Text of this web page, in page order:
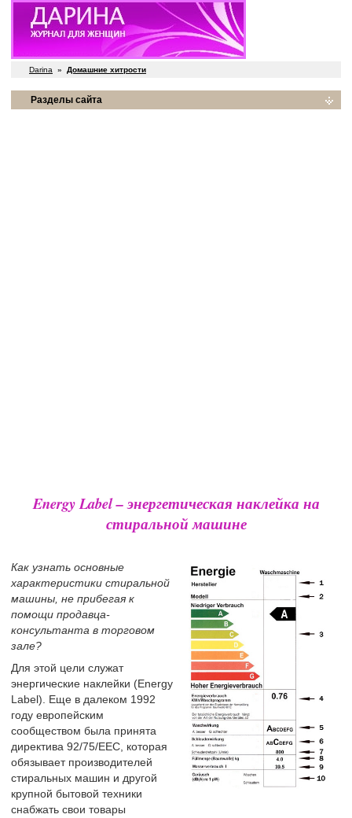
Darina » Домашние хитрости
Разделы сайта
Energy Label – энергетическая наклейка на
стиральной машине
Как узнать основные
характеристики стиральной
машины, не прибегая к
помощи продавца-
консультанта в торговом
зале?
Для этой цели служат
энергические наклейки (Energy
Label). Еще в далеком 1992
году европейским
сообществом была принята
директива 92/75/ЕЕС, которая
обязывает производителей
стиральных машин и другой
крупной бытовой техники
снабжать свои товары